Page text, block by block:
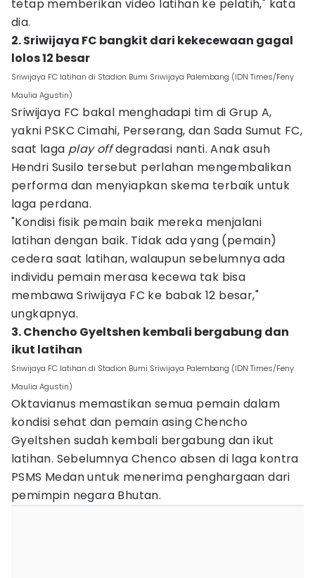
tetap memberikan video latihan ke pelatih," kata
dia.
2. Sriwijaya FC bangkit dari kekecewaan gagal
lolos 12 besar
Sriwijaya FC latihan di Stadion Bumi Sriwijaya Palembang (IDN Times/Feny
Maulia Agustin)
Sriwijaya FC bakal menghadapi tim di Grup A,
yakni PSKC Cimahi, Perserang, dan Sada Sumut FC,
saat laga play offdegradasi nanti. Anak asuh
Hendri Susilo tersebut perlahan mengembalikan
performa dan menyiapkan skema terbaik untuk
laga perdana.
"Kondisi fisik pemain baik mereka menjalani
latihan dengan baik. Tidak ada yang (pemain)
cedera saat latihan, walaupun sebelumnya ada
individu pemain merasa kecewa tak bisa
membawa Sriwijaya FC ke babak 12 besar,"
ungkapnya.
3. Chencho Gyeltshen kembali bergabung dan
ikut latihan
Sriwijaya FC latihan di Stadion Bumi Sriwijaya Palembang (IDN Times/Feny
Maulia Agustin)
Oktavianus memastikan semua pemain dalam
kondisi sehat dan pemain asing Chencho
Gyeltshen sudah kembali bergabung dan ikut
latihan. Sebelumnya Chenco absen di laga kontra
PSMS Medan untuk menerima penghargaan dari
pemimpin negara Bhutan.